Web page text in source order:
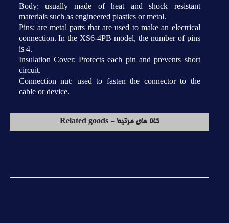
Body: usually made of heat and shock resistant
materials such as engineered plastics or metal.
Pins: are metal parts that are used to make an electrical
connection. In the XS6-4PB model, the number of pins
is 4.
Insulation Cover: Protects each pin and prevents short
circuit.
Connection nut: used to fasten the connector to the
cable or device.
کالا های مرتبط - Related goods